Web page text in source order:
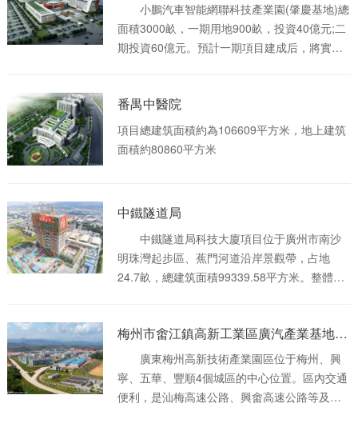
小鵬汽車智能網聯科技產業園(肇慶基地)總
面積3000畝，一期用地900畝，投資40億元;二
期投資60億元。預計一期項目建成后，將實現
數據平臺打造、汽車研發、零部件制造、供應
鏈合作、整車生產、試制試驗、國際業務、汽
車服務貿易等多種業務為一體。
番禺中醫院
項目總建筑面積約為106609平方米，地上建筑
面積約80860平方米
中鐵隧道局
中鐵隧道局科技大廈項目位于廣州市南沙
明珠灣起步區、蕉門河道沿岸景觀帶，占地
24.7畝，總建筑面積99339.58平方米。整體建
等功能，致力于打造綠色節能、開放共享、5A
品質的現代化辦公空間。
梅州市畬江鎮高新工業區廣汽產業基地項目
廣東梅州高新技術產業園區位于梅州、興
寧、五華、豐順4個城區的中心位置。區內交通
便利，是汕梅高速公路、興畬高速公路等及廣